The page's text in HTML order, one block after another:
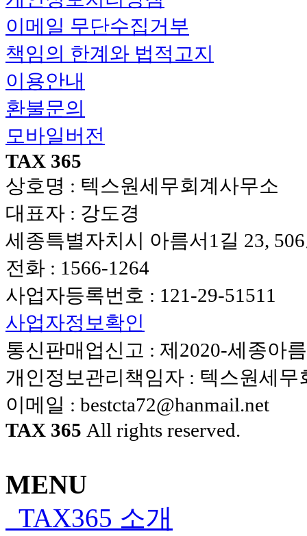
이메일 무단수집거부
책임의 한계와 법적고지
이용안내
환불문의
모바일버전
TAX 365
상호명 : 텍스원세무회계사무소
대표자 : 강도경
세종특별자치시 아름서1길 23,
전화 : 1566-1264
사업자등록번호 : 121-29-51511
사업자정보확인
통신판매업신고 : 제2020-세종아
개인정보관리책임자 : 텍스원세무
이메일 : bestcta72@hanmail.net
TAX 365 All rights reserved.
MENU
TAX365 소개